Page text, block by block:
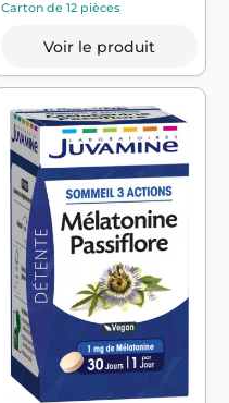
Carton de 12 pièces
Voir le produit